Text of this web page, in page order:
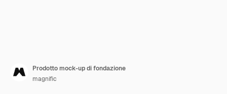
Prodotto mock-up di fondazione
magnific